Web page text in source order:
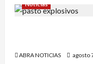
Noticias
ABRA NOTICIAS
agosto